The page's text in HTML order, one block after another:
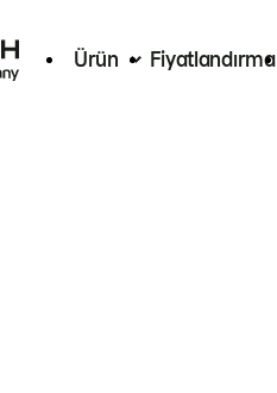
Ürün Fiyatlandırma